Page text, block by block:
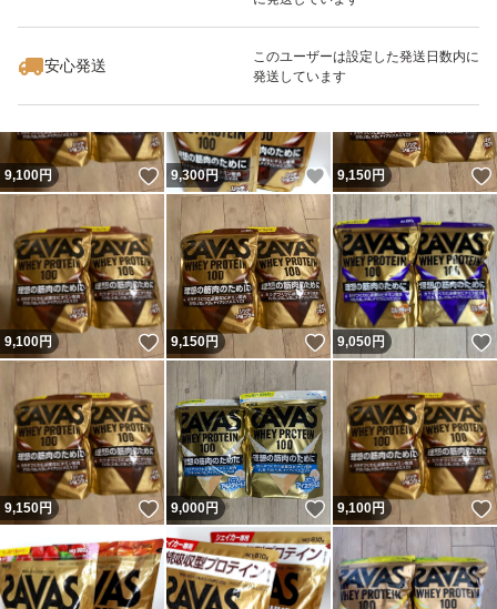
安心発送
このユーザーは設定した発送日数内に
発送しています
いいね！
9,050
9,100円 いいね！
9,300円 いいね！
9,150円
9,100円 いいね！
9,150円 いいね！
9,050円
9,150円 いいね！
9,000円 いいね！
9,100円